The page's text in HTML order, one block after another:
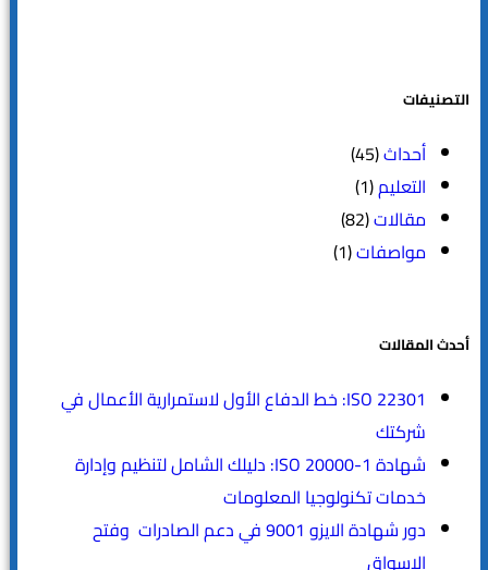
التصنيفات
أحداث(45)
التعليم(1)
مقالات(82)
مواصفات(1)
أحدث المقالات
ISO 22301: خط الدفاع الأول لاستمرارية الأعمال في
شركتك
شهادة ISO 20000-1: دليلك الشامل لتنظيم وإدارة
خدمات تكنولوجيا المعلومات
دور شهادة الايزو 9001 في دعم الصادرات وفتح
الاسواق